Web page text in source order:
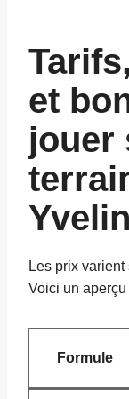
et
jouer
Les prix
Voici un
Formule